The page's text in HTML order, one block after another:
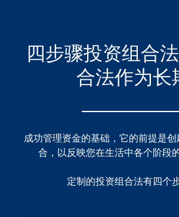
四步骤投资组合
合法作为长
成功管理资金的基础，它的前提是创
合，以反映您在生活中各个阶段
定制的投资组合法有四个